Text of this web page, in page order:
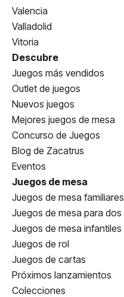
Valencia
Valladolid
Vitoria
Descubre
Juegos más vendidos
Outlet de juegos
Nuevos juegos
Mejores juegos de mesa
Concurso de Juegos
Blog de Zacatrus
Eventos
Juegos de mesa
Juegos de mesa familiares
Juegos de mesa para dos
Juegos de mesa infantiles
Juegos de rol
Juegos de cartas
Próximos lanzamientos
Colecciones